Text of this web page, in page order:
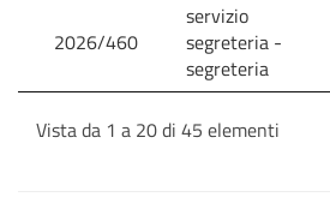
2026/460
servizio
segreteria -
segreteria
Vista da 1 a 20 di 45 elementi